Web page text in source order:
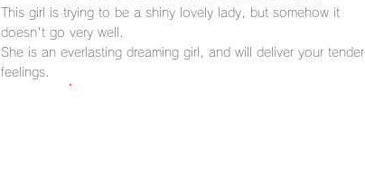
This girl is trying to be a shiny lovely lady, but somehow it
doesn't go very well.
She is an everlasting dreaming girl, and will deliver your tender
feelings.